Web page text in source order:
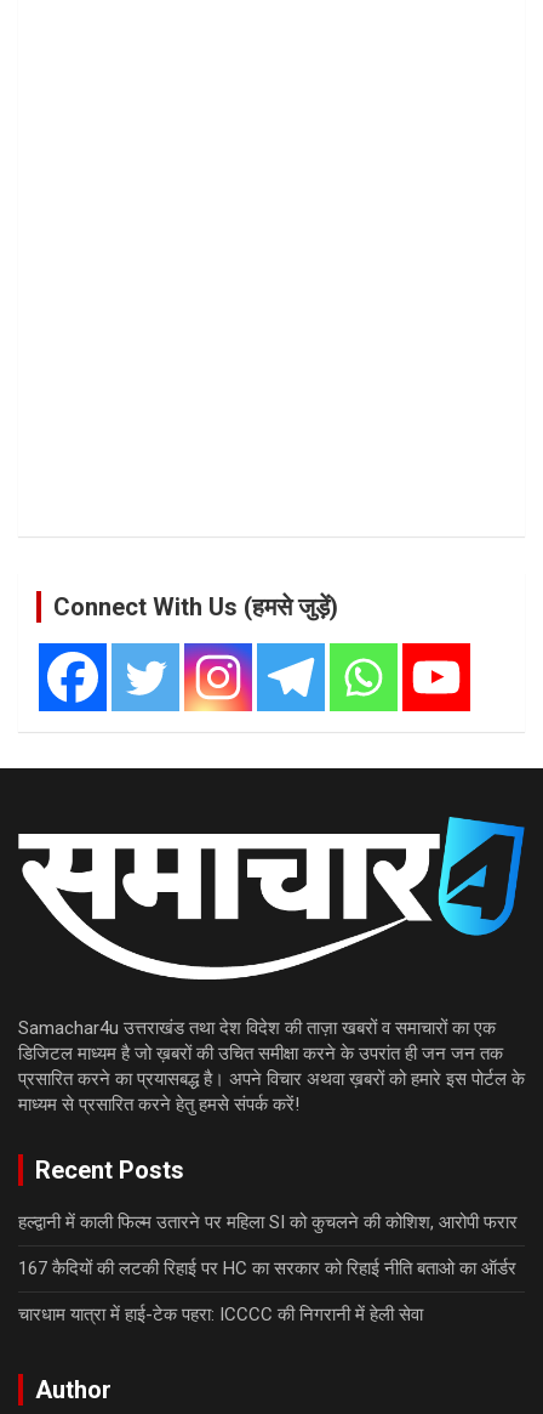
Connect With Us (हमसे जुड़ें)
Samachar4u उत्तराखंड तथा देश विदेश की ताज़ा खबरों व समाचारों का एक
डिजिटल माध्यम है जो ख़बरों की उचित समीक्षा करने के उपरांत ही जन जन तक
प्रसारित करने का प्रयासबद्ध है। अपने विचार अथवा ख़बरों को हमारे इस पोर्टल के
माध्यम से प्रसारित करने हेतु हमसे संपर्क करें!
Recent Posts
हल्द्वानी में काली फिल्म उतारने पर महिला SI को कुचलने की कोशिश, आरोपी फरार
167 कैदियों की लटकी रिहाई पर HC का सरकार को रिहाई नीति बताओ का ऑर्डर
चारधाम यात्रा में हाई-टेक पहरा: ICCCC की निगरानी में हेली सेवा
Author